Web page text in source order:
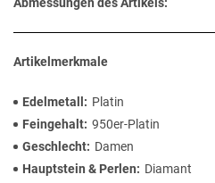
Abmessungen des Artikels:
Artikelmerkmale
Edelmetall
Platin
Feingehalt 950er-Platin
Geschlecht
Damen
Hauptstein & Perlen
Diamant